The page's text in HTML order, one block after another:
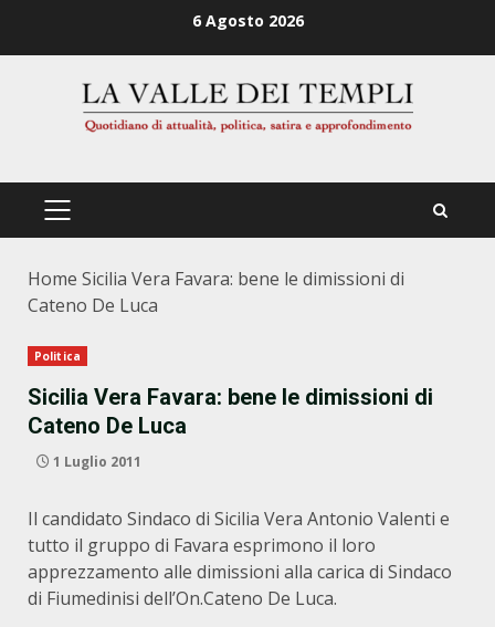
6 Agosto 2026
PRIMÄRES
Home Sicilia Vera Favara: bene le dimissioni di
Cateno De Luca
Politica
Sicilia Vera Favara: bene le dimissioni di
Cateno De Luca
1 Luglio 2011
Il candidato Sindaco di Sicilia Vera Antonio Valenti e
tutto il gruppo di Favara esprimono il loro
apprezzamento alle dimissioni alla carica di Sindaco
di Fiumedinisi dell’On.Cateno De Luca.